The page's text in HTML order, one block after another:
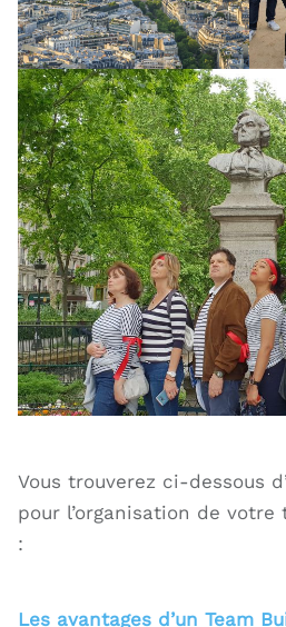
Vous trouverez ci-dessous
pour l’organisation de
:
Les avantages d’un Team